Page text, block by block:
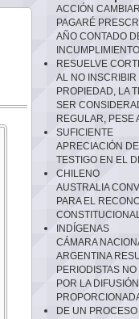
ACCIÓN
PAGARÉ
AÑO CONTADO
RESUELVE
AL NO
PROPIEDAD, LA
SER
REGULAR, PESE
SUFICIENTE
APRECIACIÓN
TESTIGO EN EL
CHILENO
AUSTRALIA
PARA EL
INDÍGENAS
CÁMARA
ARGENTINA
PERIODISTAS
POR LA
DE UN